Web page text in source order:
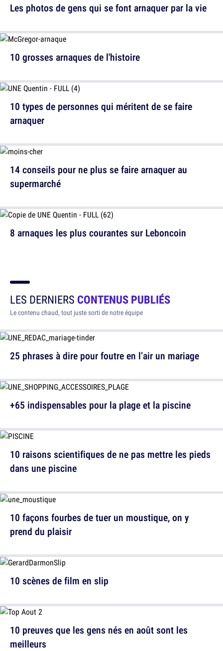
Les photos de gens qui se font arnaquer par la vie
10 types de personnes qui méritent de se faire
arnaquer
8 arnaques les plus courantes sur Leboncoin
10 grosses arnaques de l'histoire
14 conseils pour ne plus se faire arnaquer au
supermarché
LES DERNIERS CONTENUS PUBLIÉS
Le contenu chaud, tout juste sorti de notre équipe
25 phrases à dire pour foutre en l’air un mariage
10 raisons scientifiques de ne pas mettre les pieds
dans une piscine
10 scènes de film en slip
+65 indispensables pour la plage et la piscine
10 façons fourbes de tuer un moustique, on y
prend du plaisir
10 preuves que les gens nés en août sont les
meilleurs